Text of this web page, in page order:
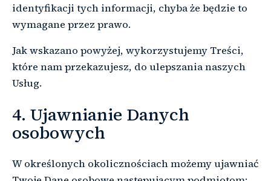
identyfikacji tych informacji, chyba że będzie to
wymagane przez prawo.
Jak wskazano powyżej, wykorzystujemy Treści,
które nam przekazujesz, do ulepszania naszych
Usług.
4. Ujawnianie Danych
osobowych
W określonych okolicznościach możemy ujawniać